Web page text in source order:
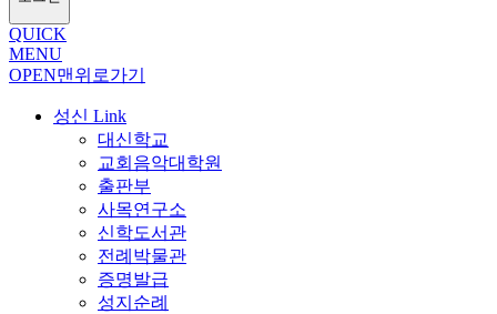
QUICK
MENU
OPEN맨위로가기
성신 Link
대신학교
교회음악대학원
출판부
사목연구소
신학도서관
전례박물관
증명발급
성지순례